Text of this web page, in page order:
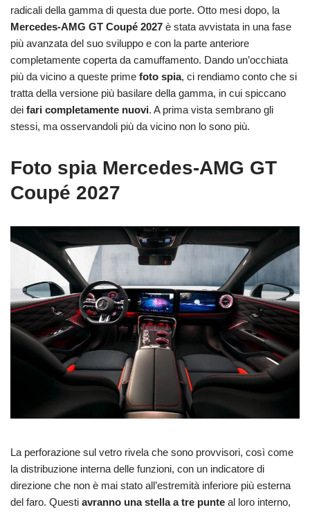
radicali della gamma di questa due porte. Otto mesi dopo, la
Mercedes-AMG GT Coupé 2027 è stata avvistata in una fase
più avanzata del suo sviluppo e con la parte anteriore
completamente coperta da camuffamento. Dando un’occhiata
più da vicino a queste prime foto spia, ci rendiamo conto che si
tratta della versione più basilare della gamma, in cui spiccano
dei fari completamente nuovi. A prima vista sembrano gli
stessi, ma osservandoli più da vicino non lo sono più.
Foto spia Mercedes-AMG GT
Coupé 2027
La perforazione sul vetro rivela che sono provvisori, così come
la distribuzione interna delle funzioni, con un indicatore di
direzione che non è mai stato all’estremità inferiore più esterna
del faro. Questi avranno una stella a tre punte al loro interno,